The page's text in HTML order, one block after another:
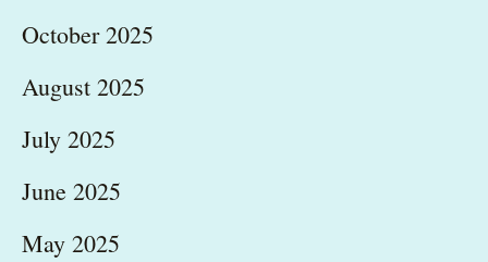
October 2025
August 2025
July 2025
June 2025
May 2025